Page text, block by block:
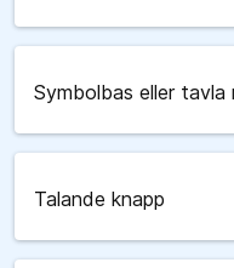
Symbolbas eller tavla
Talande knapp